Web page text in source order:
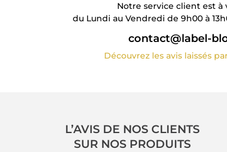
Notre service client est à
du Lundi au Vendredi de 9h00 à
contact@label-
Découvrez les avis laissés
L’AVIS DE NOS CLIENTS
SUR NOS PRODUITS